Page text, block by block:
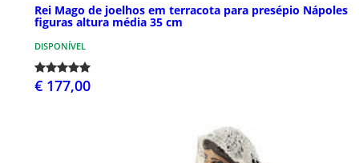
Rei Mago de joelhos em terracota para presépio Nápoles
figuras altura média 35 cm
DISPONÍVEL
€ 177,00